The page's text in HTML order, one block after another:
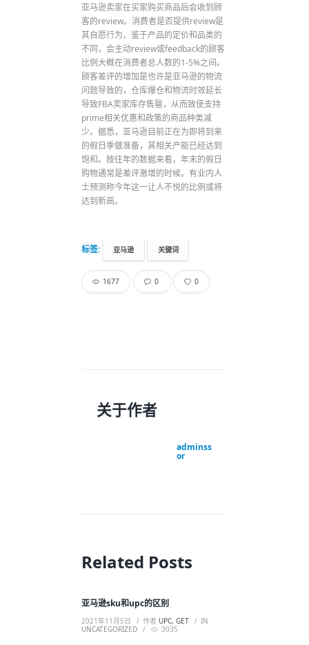
亚马逊卖家在买家购买商品后会收到顾
客的review。消费者是否提供review是
其自愿行为，鉴于产品的定价和品类的
不同，会主动review或feedback的顾客
比例大概在消费者总人数的1-5%之间。
顾客差评的增加是也许是亚马逊的物流
问题导致的，仓库爆仓和物流时效延长
导致FBA卖家库存售罄，从而致使支持
prime相关优惠和政策的商品种类减
少。据悉，亚马逊目前正在为即将到来
的假日季做准备，其相关产能已经达到
饱和。按往年的数据来看，年末的假日
购物通常是差评激增的时候。有业内人
士预测称今年这一让人不悦的比例或将
达到新高。
标签: 亚马逊 关键词
1677 0 0
关于作者
adminss
or
Related Posts
亚马逊sku和upc的区别
2021年11月5日 作者 UPC, GET
IN
UNCATEGORIZED
3035